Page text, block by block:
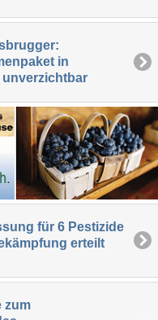
in
unverzichtbar
für 6 Pestizide
erteilt
zum